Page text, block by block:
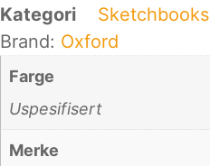
Kategori
Sketchbooks
Brand: Oxford
Farge
Uspesifisert
Merke